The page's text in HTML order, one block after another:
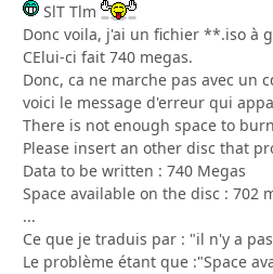
SlT Tlm
Donc voila, j'ai un fichier **.iso à
CElui-ci fait 740 megas.
Donc, ca ne marche pas avec un
voici le message d'erreur qui
There is not enough space to
Please insert an other disc that
Data to be written : 740 Megas
Space available on the disc : 702
...
Ce que je traduis par : "il n'y a
Le problème étant que :"Space